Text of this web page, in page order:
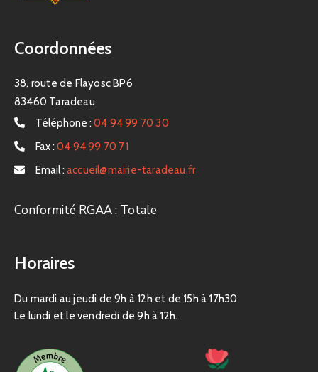
Coordonnées
38, route de Flayosc BP6
83460 Taradeau
Téléphone : 04 94 99 70 30
Fax : 04 94 99 70 71
Email : accueil@mairie-taradeau.fr
Conformité RGAA : Totale
Horaires
Du mardi au jeudi de 9h à 12h et de 15h à 17h30
Le lundi et le vendredi de 9h à 12h.